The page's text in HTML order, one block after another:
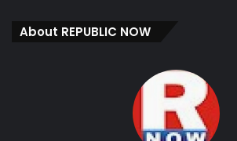
About REPUBLIC NOW